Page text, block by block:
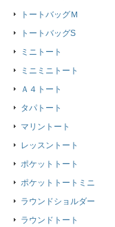
トートバッグＭ
トートバッグS
ミニトート
ミニミニトート
Ａ４トート
タパトート
マリントート
レッスントート
ポケットトート
ポケットトートミニ
ラウンドショルダー
ラウンドトート